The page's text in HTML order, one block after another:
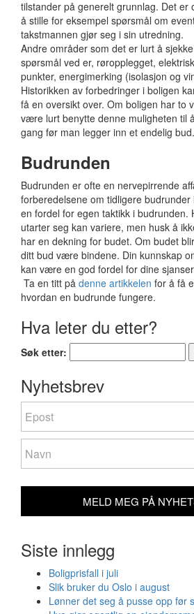
tilstander på generelt grunnlag. Det er
å stille for eksempel spørsmål om
takstmannen gjør seg i sin utredning.
Andre områder som det er lurt å
spørsmål ved er, røropplegget,
punkter, energimerking (isolasjon og
Historikken av forbedringer i boligen
få en oversikt over. Om boligen har to
være lurt benytte denne muligheten til
gang før man legger inn et endelig bud.
Budrunden
Budrunden er ofte en nervepirrende
forberedelsene om tidligere
en fordel for egen taktikk i budrunden.
utarter seg kan variere, men husk å
har en dekning for budet. Om budet
ditt bud være bindene. Din kunnskap
kan være en god fordel for dine
Ta en titt på denne artikkelen for å få
hvordan en budrunde fungere.
Hva leter du etter?
Søk etter:
Nyhetsbrev
Nyhetsbrev
you
are
human,
leave
MELD MEG PÅ
Siste innlegg
Boligprisfall i juli
Slik bruker du Oslo i august
Lønner det seg å pusse opp før